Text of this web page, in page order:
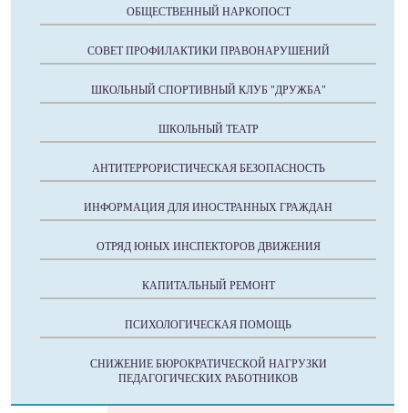
ОБЩЕСТВЕННЫЙ НАРКОПОСТ
СОВЕТ ПРОФИЛАКТИКИ ПРАВОНАРУШЕНИЙ
ШКОЛЬНЫЙ СПОРТИВНЫЙ КЛУБ "ДРУЖБА"
ШКОЛЬНЫЙ ТЕАТР
АНТИТЕРРОРИСТИЧЕСКАЯ БЕЗОПАСНОСТЬ
ИНФОРМАЦИЯ ДЛЯ ИНОСТРАННЫХ ГРАЖДАН
ОТРЯД ЮНЫХ ИНСПЕКТОРОВ ДВИЖЕНИЯ
КАПИТАЛЬНЫЙ РЕМОНТ
ПСИХОЛОГИЧЕСКАЯ ПОМОЩЬ
СНИЖЕНИЕ БЮРОКРАТИЧЕСКОЙ НАГРУЗКИ
ПЕДАГОГИЧЕСКИХ РАБОТНИКОВ